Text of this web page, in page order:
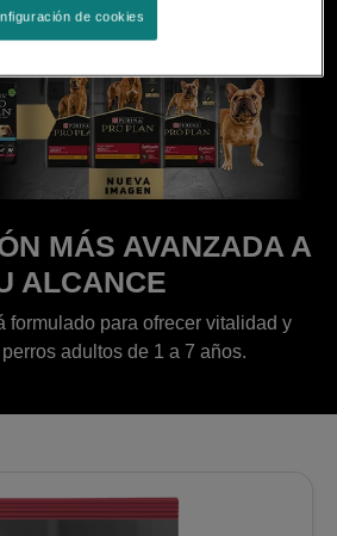
MÁS AVANZADA A
ALCANCE
formulado para ofrecer vitalidad y
adultos de 1 a 7 años.
de cookies